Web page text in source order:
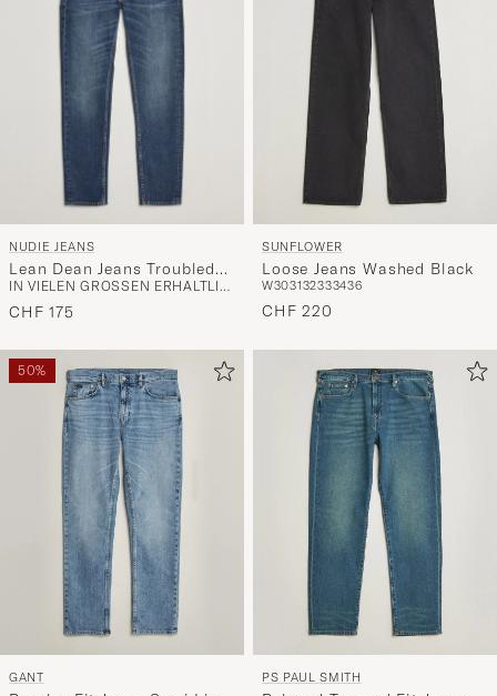
NUDIE JEANS
Lean Dean Jeans Troubled
Sea
IN VIELEN GRÖSSEN ERHÄLTLICH
CHF 175
SUNFLOWER
Loose Jeans Washed Black
W303132333436
CHF 220
50%
GANT PS PAUL SMITH